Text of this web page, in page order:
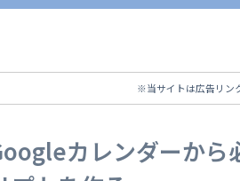
※当サイトは広告リン
カレンダーか